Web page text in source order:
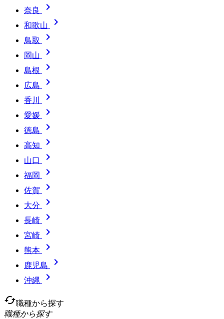
奈良 
和歌山 
鳥取 
岡山 
島根 
広島 
香川 
愛媛 
徳島 
高知 
山口 
福岡 
佐賀 
大分 
長崎 
宮崎 
熊本 
鹿児島 
沖縄

cached職種から探す
職種から探す